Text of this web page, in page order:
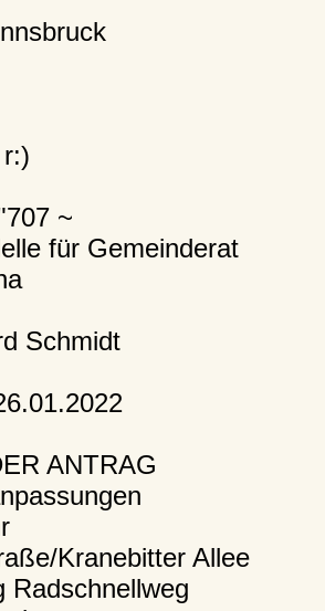
~
für Gemeinderat
Schmidt
ANTRAG
Kranebitter Allee
Radschnellweg